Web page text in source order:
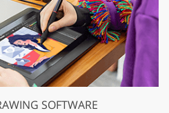
SOFTWARE